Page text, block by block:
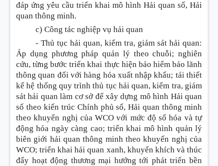
đáp ứng yêu cầu triển khai mô hình Hải quan số, Hải
quan thông minh.
c) Công tác nghiệp vụ hải quan
- Thủ tục hải quan, kiểm tra, giám sát hải quan:
Áp dụng phương pháp quản lý theo chuỗi; nghiên
cứu, từng bước triển khai thực hiện bảo hiểm bảo lãnh
thông quan đối với hàng hóa xuất nhập khẩu; tái thiết
kế hệ thống quy trình thủ tục hải quan, kiểm tra, giám
sát hải quan làm cơ sở để xây dựng mô hình Hải quan
số theo kiến trúc Chính phủ số, Hải quan thông minh
theo khuyến nghị của WCO với mức độ số hóa và tự
động hóa ngày càng cao; triển khai mô hình quản lý
biên giới hải quan thông minh theo khuyến nghị của
WCO; triển khai hải quan xanh, khuyến khích và thúc
đẩy hoạt động thương mại hướng tới phát triển bền